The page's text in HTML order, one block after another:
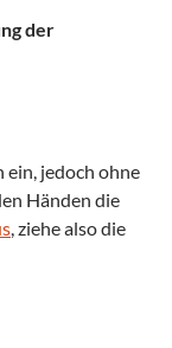
der
ein, jedoch ohne
Händen die
, ziehe also die